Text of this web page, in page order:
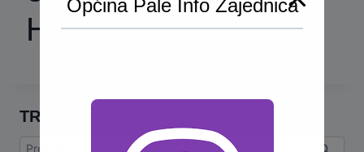
Hrenovice
TRAŽI
Pretraga:
Općina Pale Info Zajednica